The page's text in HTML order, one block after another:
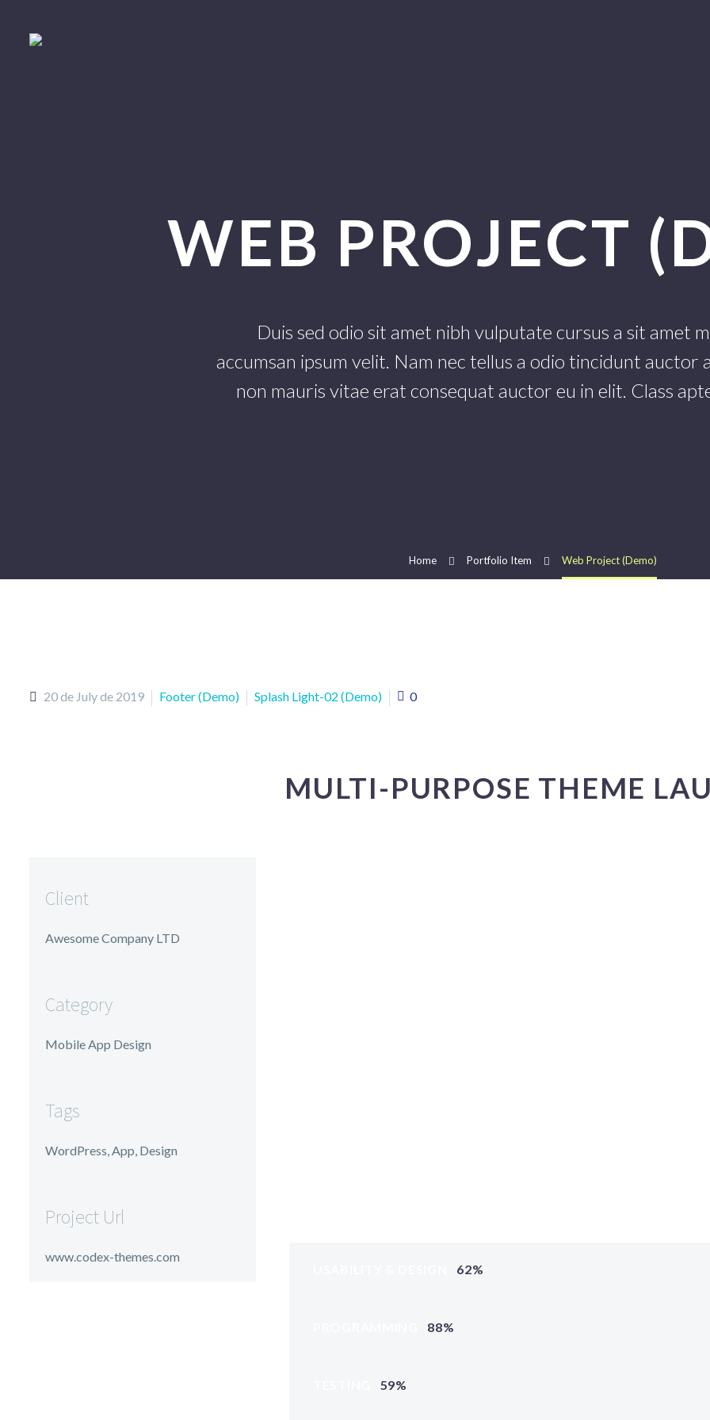
WEB PROJECT
Duis sed odio sit amet nibh vulputate cursus a sit amet
accumsan ipsum velit. Nam nec tellus a odio tincidunt auctor
non mauris vitae erat consequat auctor eu in elit. Class
Home Portfolio Item Web Project (Demo)
20 de July de 2019 Footer (Demo) Splash Light-02 (Demo) 0
MULTI-PURPOSE THEME
Client
Awesome Company LTD
Category
Mobile App Design
Tags
WordPress, App, Design
Project Url
www.codex-themes.com
62%
88%
59%